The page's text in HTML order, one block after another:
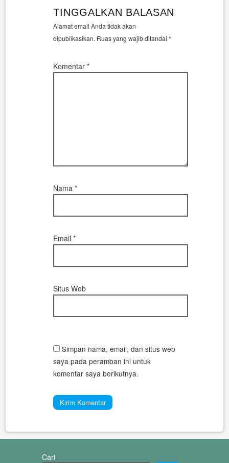
TINGGALKAN BALASAN
Alamat email Anda tidak akan
dipublikasikan. Ruas yang wajib ditandai*
Komentar*
Nama*
Email*
Situs Web
Simpan nama, email, dan situs web
saya pada peramban ini untuk
komentar saya berikutnya.
Cari